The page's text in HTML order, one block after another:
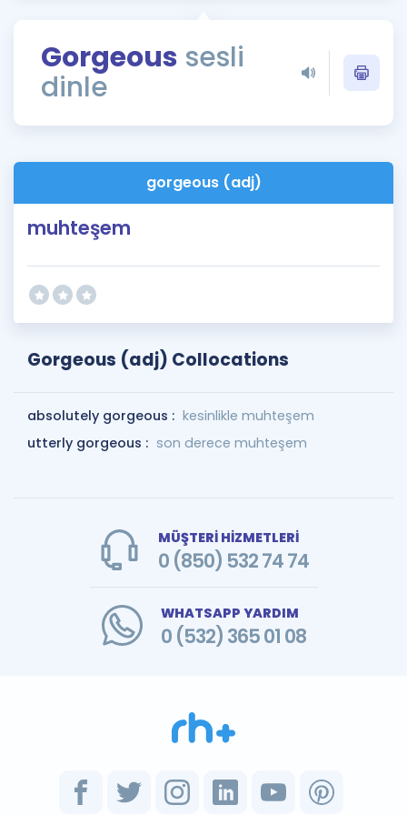
Rehberlik Aracı
ÖSYM Sınav Takvimi
İngilizce Gramer
Gorgeous sesli
dinle
gorgeous (adj)
muhteşem
Gorgeous (adj) Collocations
absolutely gorgeous : kesinlikle muhteşem
utterly gorgeous : son derece muhteşem
MÜŞTERİ HİZMETLERİ
0 (850) 532 74 74
WHATSAPP YARDIM
0 (532) 365 01 08